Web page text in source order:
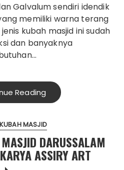
Galvalum sendiri idendik
memiliki warna terang
kubah masjid ini sudah
dan banyaknya
Reading
KUBAH MASJID
DARUSSALAM
ASSIRY ART